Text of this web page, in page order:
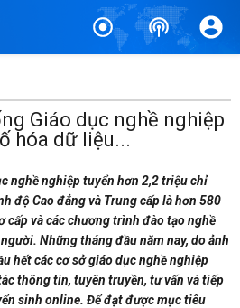
Giáo dục nghề nghiệp
hóa dữ liệu...
nghề nghiệp tuyển hơn 2,2 triệu chỉ
độ Cao đẳng và Trung cấp là hơn 580
và các chương trình đào tạo nghề
Những tháng đầu năm nay, do ảnh
hết các cơ sở giáo dục nghề nghiệp
thông tin, tuyên truyền, tư vấn và tiếp
sinh online. Để đạt được mục tiêu